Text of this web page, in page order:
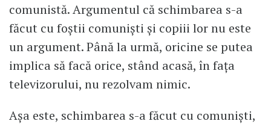
comunistă. Argumentul că schimbarea s-a
făcut cu foștii comuniști și copiii lor nu este
un argument. Până la urmă, oricine se putea
implica să facă orice, stând acasă, în fața
televizorului, nu rezolvam nimic.
Așa este, schimbarea s-a făcut cu comuniști,